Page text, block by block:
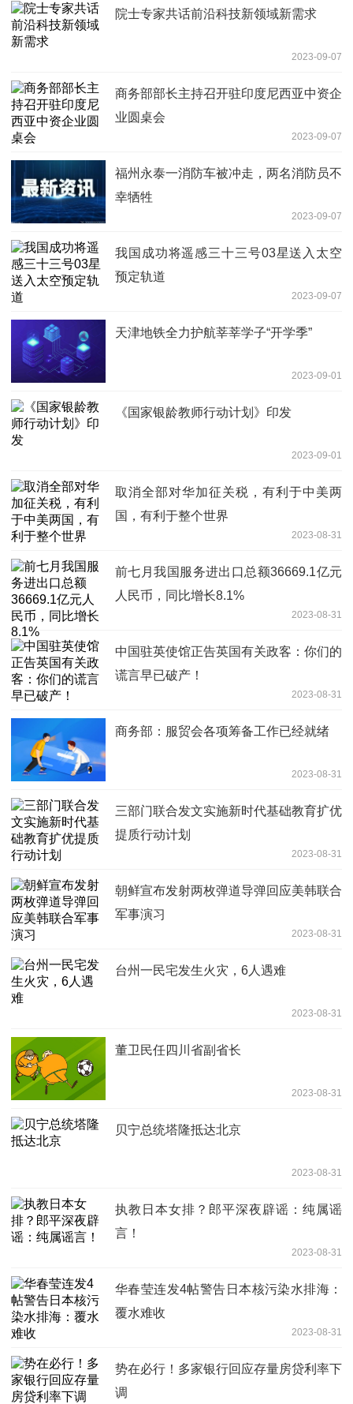
院士专家共话前沿科技新领域新需求
2023-09-07
商务部部长主持召开驻印度尼西亚中资企
业圆桌会
2023-09-07
福州永泰一消防车被冲走，两名消防员不
幸牺牲
2023-09-07
我国成功将遥感三十三号03星送入太空
预定轨道
2023-09-07
天津地铁全力护航莘莘学子“开学季”
2023-09-01
《国家银龄教师行动计划》印发
2023-09-01
取消全部对华加征关税，有利于中美两
国，有利于整个世界
2023-08-31
前七月我国服务进出口总额36669.1亿元
人民币，同比增长8.1%
2023-08-31
中国驻英使馆正告英国有关政客：你们的
谎言早已破产！
2023-08-31
商务部：服贸会各项筹备工作已经就绪
2023-08-31
三部门联合发文实施新时代基础教育扩优
提质行动计划
2023-08-31
朝鲜宣布发射两枚弹道导弹回应美韩联合
军事演习
2023-08-31
台州一民宅发生火灾，6人遇难
2023-08-31
董卫民任四川省副省长
2023-08-31
贝宁总统塔隆抵达北京
2023-08-31
执教日本女排？郎平深夜辟谣：纯属谣
言！
2023-08-31
华春莹连发4帖警告日本核污染水排海：
覆水难收
2023-08-31
势在必行！多家银行回应存量房贷利率下
调